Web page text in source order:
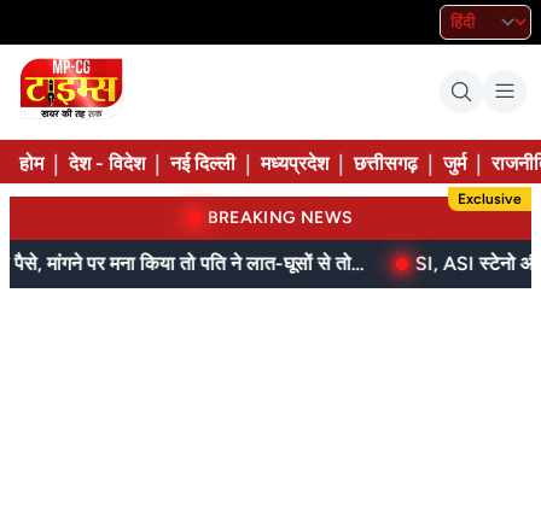
होम देश - विदेश नई दिल्ली मध्यप्रदेश छत्तीसगढ़ जुर्म
BREAKING NEWS
Exclusive
बेटे ने मां को दिए थे पैसे, मांगने पर मना किया तो पति ने लात-घूसों से तोड़ी तिल्ली; गिरफ्तार